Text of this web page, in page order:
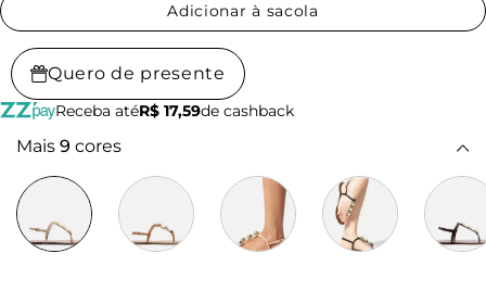
Adicionar à sacola
Quero de presente
Receba atéR$ 17,59de cashback
Mais 9 cores